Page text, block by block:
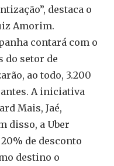
destaca o
Amorim.
contará com o
do setor de
ao todo, 3.200
A iniciativa
Mais, Jaé,
disso, a Uber
de desconto
destino o